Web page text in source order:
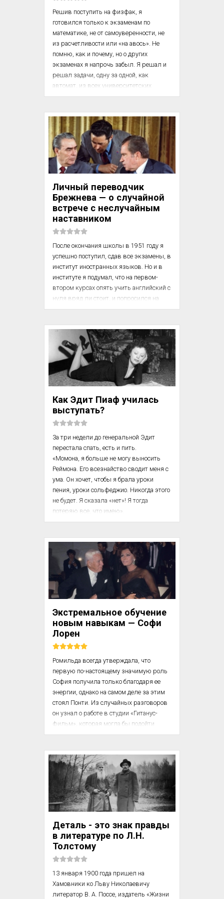
Решив поступить на физфак, я
готовился только к экзаменам по
математике, не от самоуверенности, не
из расчетливости или «на авось». Не
помню, как и почему, но о других
экзаменах я напрочь забыл. Я решал и
решал задачи, одну за одной, как
автомат, из всех университетских
сборников по всем естественным
мехматовских билетов. Их я даже не
пытался решать. Тогда был простой
критерий гениальности: кто решил все
на письменной математике на мехмате —
тот гений. Их были единицы. Их брали
всегда, несмотря ни на что. Так же и на
две м...
Личный переводчик
Брежнева — о случайной
встрече с неслучайным
наставником
После окончания школы в 1951 году я
успешно поступил, сдав все экзамены, в
институт иностранных языков. Но и в
институте я подумал, что на первом-
втором курсах опять учить английский с
нуля вряд ли стоит, и попросился на
французское отделение. Где и проучился
полной программе сдавая все экзамены
по английскому языку.
И вот после третьего курса, по чьему-то
совету, я договорился о своем переводе
все-таки на английское отделение. Я уже
распределении. Мне пришла в голову
мысль, что с нашими бюрократиче...
Как Эдит Пиаф училась
выступать?
За три недели до генеральной Эдит
перестала спать, есть и пить.
«Момона, я больше не могу выносить
Реймона. Его всезнайство сводит меня с
ума. Он хочет, чтобы я брала уроки
пения, уроки сольфеджио. Никогда этого
не будет. Я сказала «нет»! Я тогда
потеряю все, что имею».
чему угодно, ради своей профессии, в
этом она была непреклонна.
«Он мне осточертел со своими советами,
у меня от него мигрень: «Делай то…», «Не
делай этого…», «Говори так, а не так…»,
«Пой, не кричи…». Он задурил мн...
Экстремальное обучение
новым навыкам — Софи
Лорен
Ромильда всегда утверждала, что
первую по-настоя­щему значимую роль
София получила только благодаря ее
энергии, однако на самом деле за этим
стоял Понти. Из случайных разговоров
он узнал о работе в студии «Гитанус-
фильм», которая могла бы подойти
Софии, позвонил своему другу, главе
договорился, что тот пригласит девушку
на со­беседование.»[…]
София пробовалась на роль бо­гатой
испорченной девицы, которая
влюбляется в шки­пера яхты,
К счастью, на собеседов...
Деталь - это знак правды
в литературе по Л.Н.
Толстому
13 января 1900 года пришел на
Хамовники ко Льву Николаевичу
литератор В. А. Поссе, издатель «Жизни